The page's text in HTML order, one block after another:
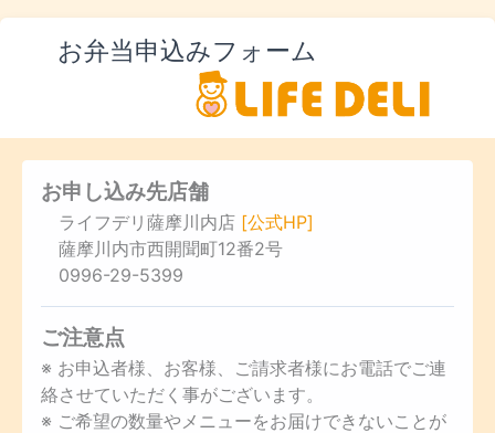
お弁当申込みフォーム
お申し込み先店舗
ライフデリ薩摩川内店 [公式HP]
薩摩川内市西開聞町12番2号
0996-29-5399
ご注意点
※ お申込者様、お客様、ご請求者様にお電話でご連
絡させていただく事がございます。
※ ご希望の数量やメニューをお届けできないことが